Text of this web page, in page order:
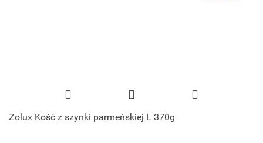
Zolux Kość z szynki parmeńskiej L 370g